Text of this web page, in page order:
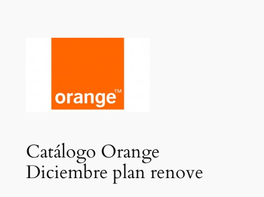
Catálogo Orange
Diciembre plan renove